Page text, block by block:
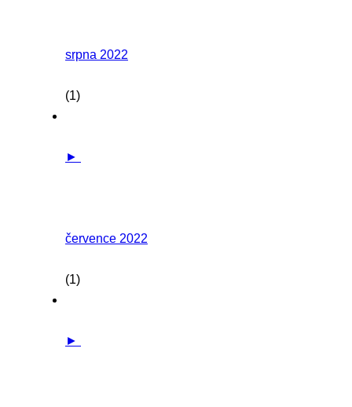
srpna 2022
(1)
►
července 2022
(1)
►